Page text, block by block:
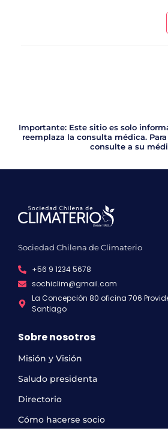
Importante: Este sitio es solo
reemplaza la consulta médica.
consulte a su
Sociedad Chilena de Climaterio
+56 9 1234 5678
sochiclim@gmail.com
La Concepción 80 oficina 706
Santiago
Sobre nosotros
Misión y Visión
Saludo presidenta
Directorio
Cómo hacerse socio